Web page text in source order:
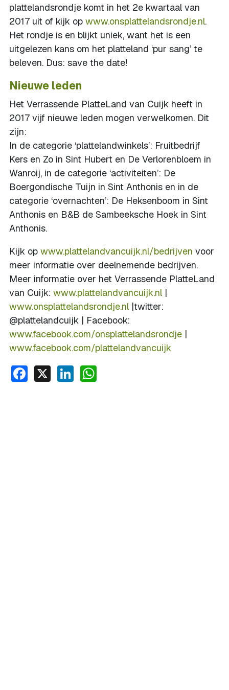
plattelandsrondje komt in het 2e kwartaal van
2017 uit of kijk op www.onsplattelandsrondje.nl.
Het rondje is en blijkt uniek, want het is een
uitgelezen kans om het platteland ‘pur sang’ te
beleven. Dus: save the date!
Nieuwe leden
Het Verrassende PlatteLand van Cuijk heeft in
2017 vijf nieuwe leden mogen verwelkomen. Dit
zijn:
In de categorie ‘plattelandwinkels’: Fruitbedrijf
Kers en Zo in Sint Hubert en De Verlorenbloem in
Wanroij, in de categorie ‘activiteiten’: De
Boergondische Tuijn in Sint Anthonis en in de
categorie ‘overnachten’: De Heksenboom in Sint
Anthonis en B&B de Sambeeksche Hoek in Sint
Anthonis.
Kijk op www.plattelandvancuijk.nl/bedrijven voor
meer informatie over deelnemende bedrijven.
Meer informatie over het Verrassende PlatteLand
van Cuijk: www.plattelandvancuijk.nl |
www.onsplattelandsrondje.nl |twitter:
@plattelandcuijk | Facebook:
www.facebook.com/onsplattelandsrondje |
www.facebook.com/plattelandvancuijk
Facebook
X LinkedIn